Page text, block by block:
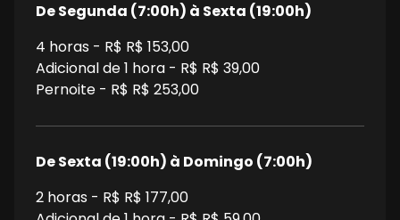
De Segunda (7:00h) à Sexta (19:00h)
4 horas - R$ R$ 153,00
Adicional de 1 hora - R$ R$ 39,00
Pernoite - R$ R$ 253,00
De Sexta (19:00h) à Domingo (7:00h)
2 horas - R$ R$ 177,00